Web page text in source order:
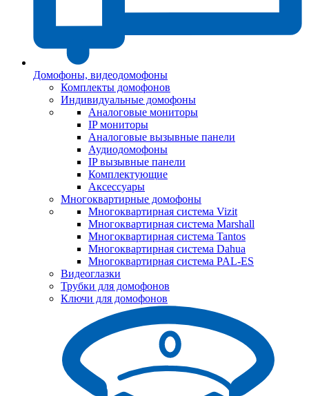
Домофоны, видеодомофоны
Комплекты домофонов
Индивидуальные домофоны
Аналоговые мониторы
IP мониторы
Аналоговые вызывные панели
Аудиодомофоны
IP вызывные панели
Комплектующие
Аксессуары
Многоквартирные домофоны
Многоквартирная система Vizit
Многоквартирная система Marshall
Многоквартирная система Tantos
Многоквартирная система Dahua
Многоквартирная система PAL-ES
Видеоглазки
Трубки для домофонов
Ключи для домофонов